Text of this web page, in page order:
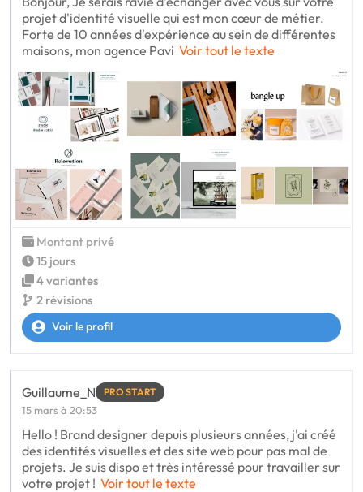
projet d'identité visuelle qui est mon cœur de métier.
Forte de 10 années d'expérience au sein de différentes
maisons, mon agence Pavi Voir tout le texte
Montant privé
15 jours
4 variantes
2 révisions
Voir le profil
Guillaume_N PRO START
15 mars à 20:53
Hello ! Brand designer depuis plusieurs années, j'ai créé
des identités visuelles et des site web pour pas mal de
projets. Je suis dispo et très intéressé pour travailler sur
votre projet ! Voir tout le texte